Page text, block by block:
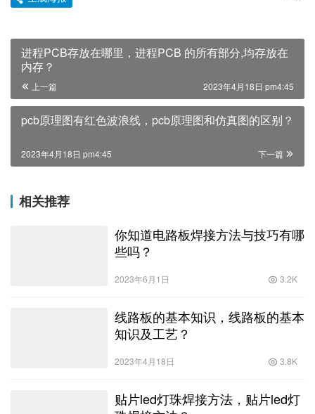
进程PCB存放在哪里，进程PCB 的所有部分,均存放在
内存？
上一篇 2023年4月18日 pm4:45
pcb原理图有红色波浪线，pcb原理图和仿真图的区别？
下一篇
2023年4月18日 pm4:45
相关推荐
你知道电路板焊接方法与技巧有哪
些吗？
2023年6月1日 3.2K
线路板的基本知识，线路板的基本
知识及工艺？
2023年4月18日 3.8K
贴片led灯珠焊接方法，贴片led灯